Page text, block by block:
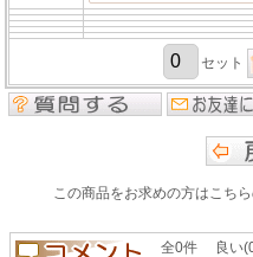
セット
この商品をお求めの方はこち
全0件 良い